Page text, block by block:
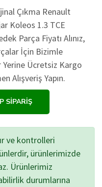
Çıkma Renault
Koleos 1.3 TCE
Parça Fiyatı Alınız,
İçin Bizimle
Ücretsiz Kargo
Alışveriş Yapın.
SIPARIŞ
ve kontrolleri
ürünlerimizde
Ürünlerimiz
durumlarına